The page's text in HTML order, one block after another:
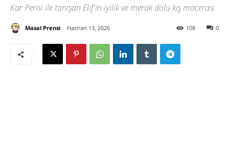
Kar Perisi ile tanışan Elif'in iyilik ve merak dolu kış macerası
Masal Prensi Haziran 13, 2026 0
108